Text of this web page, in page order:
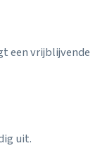
een vrijblijvende
uit.